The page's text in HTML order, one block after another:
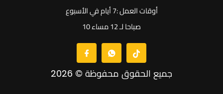
أوقات العمل :7 أيام في الأسبوع
10 صباحا لـ 12 مساء
جميع الحقوق محفوظة © 2026